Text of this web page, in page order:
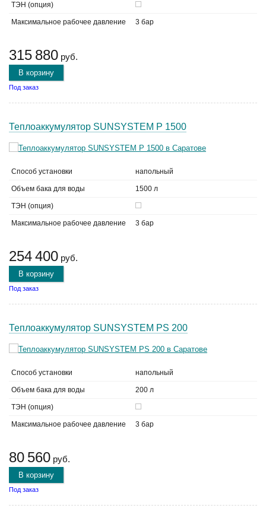
ТЭН (опция)
Максимальное рабочее давление 3 бар
315 880 руб.
В корзину
Под заказ
Теплоаккумулятор SUNSYSTEM P 1500
Способ установки напольный
Объем бака для воды 1500 л
ТЭН (опция)
Максимальное рабочее давление 3 бар
254 400 руб.
В корзину
Под заказ
Теплоаккумулятор SUNSYSTEM PS 200
Способ установки напольный
Объем бака для воды 200 л
ТЭН (опция)
Максимальное рабочее давление 3 бар
80 560 руб.
В корзину
Под заказ